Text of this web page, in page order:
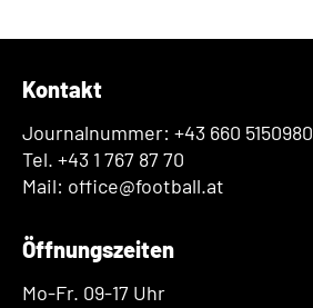
Kontakt
Journalnummer: +43 660 5150980
Tel. +43 1 767 87 70
Mail: office@football.at
Öffnungszeiten
Mo-Fr. 09-17 Uhr